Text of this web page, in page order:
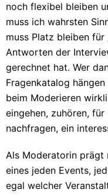
noch flexibel bleiben
muss ich wahrsten
muss Platz bleiben für
Antworten der
gerechnet hat. Wer
Fragenkatalog
beim Moderieren
eingehen, zuhören,
nachfragen, ein
Als Moderatorin prägt
eines jeden Events,
egal welcher